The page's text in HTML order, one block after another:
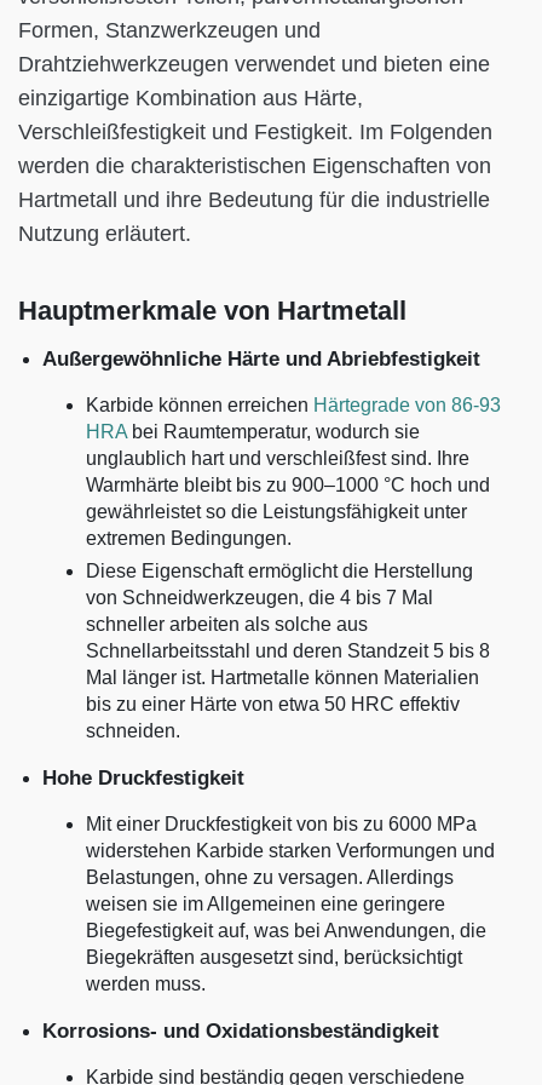
Formen, Stanzwerkzeugen und
Drahtziehwerkzeugen verwendet und bieten eine
einzigartige Kombination aus Härte,
Verschleißfestigkeit und Festigkeit. Im Folgenden
werden die charakteristischen Eigenschaften von
Hartmetall und ihre Bedeutung für die industrielle
Nutzung erläutert.
Hauptmerkmale von Hartmetall
Außergewöhnliche Härte und Abriebfestigkeit
Karbide können erreichen Härtegrade von 86-93
HRA bei Raumtemperatur, wodurch sie
unglaublich hart und verschleißfest sind. Ihre
Warmhärte bleibt bis zu 900–1000 °C hoch und
gewährleistet so die Leistungsfähigkeit unter
extremen Bedingungen.
Diese Eigenschaft ermöglicht die Herstellung
von Schneidwerkzeugen, die 4 bis 7 Mal
schneller arbeiten als solche aus
Schnellarbeitsstahl und deren Standzeit 5 bis 8
Mal länger ist. Hartmetalle können Materialien
bis zu einer Härte von etwa 50 HRC effektiv
schneiden.
Hohe Druckfestigkeit
Mit einer Druckfestigkeit von bis zu 6000 MPa
widerstehen Karbide starken Verformungen und
Belastungen, ohne zu versagen. Allerdings
weisen sie im Allgemeinen eine geringere
Biegefestigkeit auf, was bei Anwendungen, die
Biegekräften ausgesetzt sind, berücksichtigt
werden muss.
Korrosions- und Oxidationsbeständigkeit
Karbide sind beständig gegen verschiedene